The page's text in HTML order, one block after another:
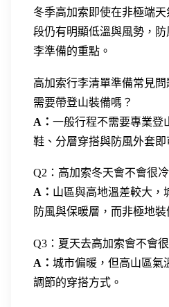
冬季高加索即使在非極端
段仍有明顯低溫與風勢，
李準備的重點。
高加索行李清單準備常見問
需要帶登山裝備嗎？
A： 一般行程不需要專業登
鞋、分層穿搭與防風外套即
Q2：高加索冬天會不會很冷
A： 山區與高地溫差較大，
防風與保暖層，而非極地裝
Q3：夏天去高加索會不會很
A： 城市偏暖，但高山區氣
調節的穿搭方式。